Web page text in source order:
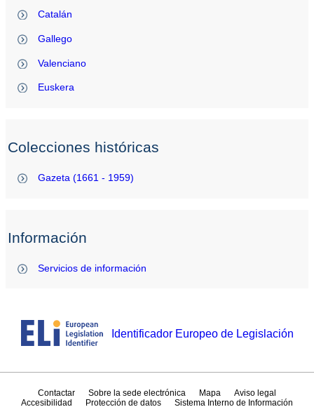
Catalán
Gallego
Valenciano
Euskera
Colecciones históricas
Gazeta (1661 - 1959)
Información
Servicios de información
Identificador Europeo de Legislación
Contactar Sobre la sede electrónica Mapa
Aviso legal
Accesibilidad
Protección de datos Sistema Interno de Información